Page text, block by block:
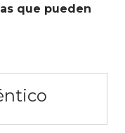
que pueden